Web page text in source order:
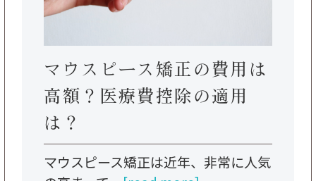
マウスピース矯正の費用は
高額？医療費控除の適用
は？
マウスピース矯正は近年、非常に人気